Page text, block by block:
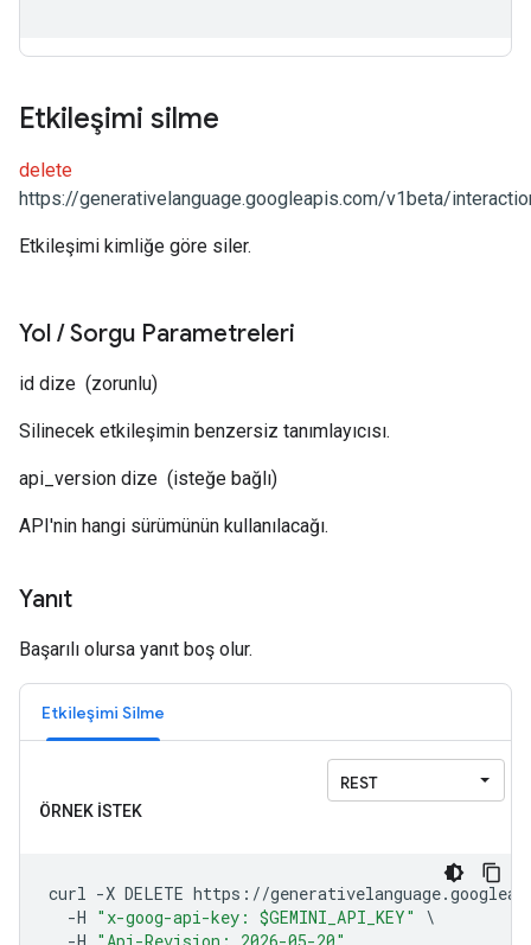
Etkileşimi silme
delete
https://generativelanguage.googleapis.com/v1beta/
Etkileşimi kimliğe göre siler.
Yol /Sorgu Parametreleri
id dize (zorunlu)
Silinecek etkileşimin benzersiz tanımlayıcısı.
api_version dize (isteğe bağlı)
API'nin hangi sürümünün kullanılacağı.
Yanıt
Başarılı olursa yanıt boş olur.
Etkileşimi Silme